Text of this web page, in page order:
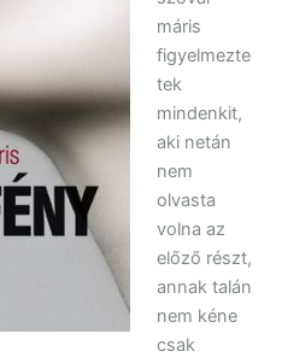
máris
figyelmezte
tek
mindenkit,
aki netán
nem
olvasta
volna az
előző részt,
annak talán
nem kéne
csak